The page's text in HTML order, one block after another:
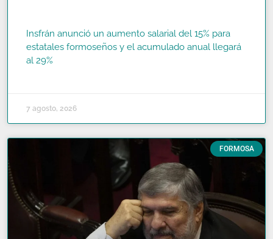
Insfrán anunció un aumento salarial del 15% para
estatales formoseños y el acumulado anual llegará
al 29%
7 agosto, 2026
FORMOSA